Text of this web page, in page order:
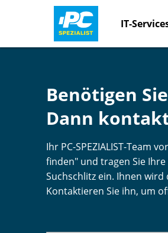
IT-
Benötigen
Dann
Ihr PC-SPEZIALIST-Team
finden" und tragen Sie
Suchschlitz ein. Ihnen wird
Kontaktieren Sie ihn, um